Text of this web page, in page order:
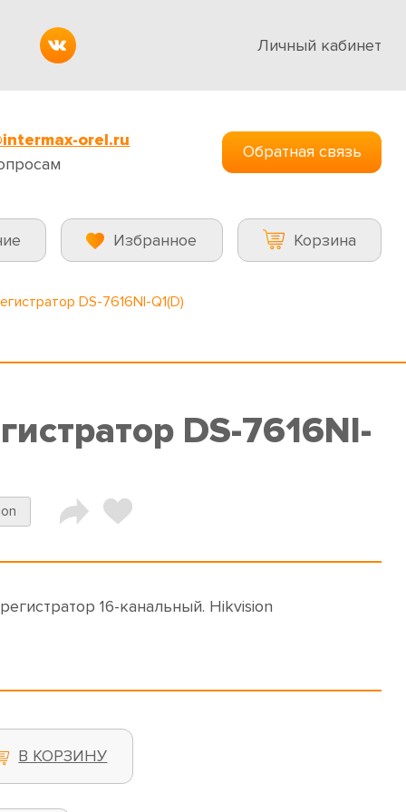
Личный кабинет
orel.ru
Обратная связь
Избранное Корзина
DS-7616NI-Q1(D)
DS-7616NI-
16-канальный. Hikvision
В КОРЗИНУ